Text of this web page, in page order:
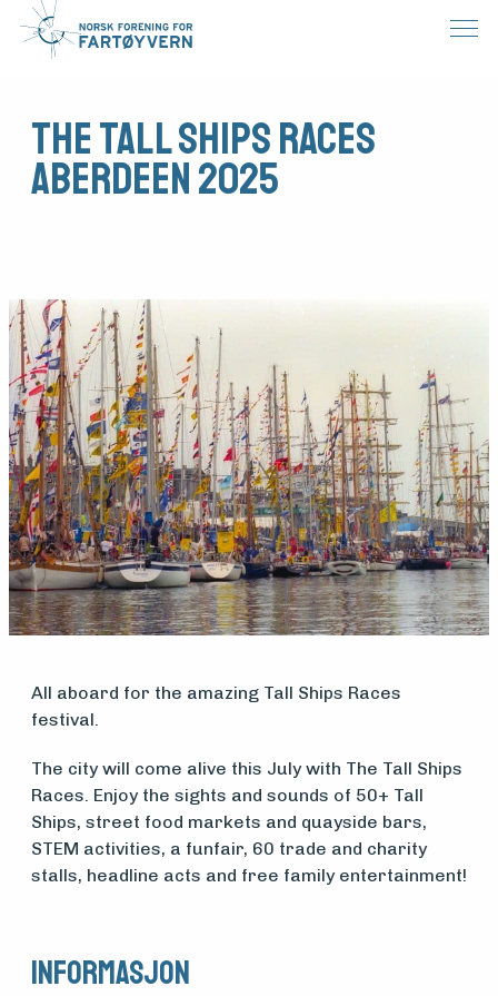
Medlemsfartøy
Søk
om
midler
Vern,
vedlikehold
og drift
Om
The Tall Ships Races
Aberdeen 2025
All aboard for the amazing Tall Ships Races
festival.
The city will come alive this July with The Tall Ships
Races. Enjoy the sights and sounds of 50+ Tall
Ships, street food markets and quayside bars,
STEM activities, a funfair, 60 trade and charity
stalls, headline acts and free family entertainment!
Informasjon